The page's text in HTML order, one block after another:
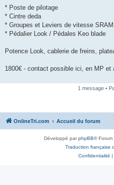
* Poste de pilotage
* Cintre deda
* Groupes et Leviers de vitesse
* Pédalier Look / Pédales Keo blade
Potence Look, cablerie de freins,
1800€ - contact possible ici, en MP et
1 message •
OnlineTri.com Accueil du forum
Développé parphpBB® Forum
Traduction française
Confidentialité |